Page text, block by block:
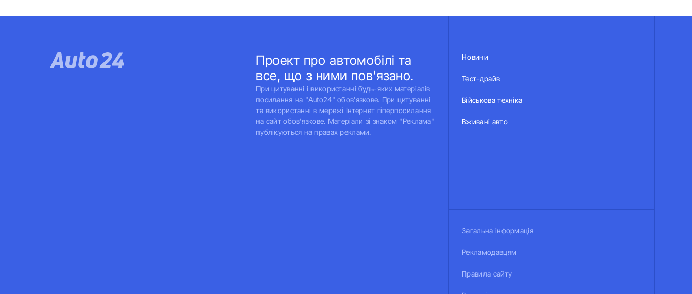
Проект про автомобілі та
все, що з ними пов'язано.
При цитуванні і використанні будь-яких матеріалів
посилання на "Auto24" обов'язкове. При цитуванні
та використанні в мережі Інтернет гіперпосилання
на сайт обов'язкове. Матеріали зі знаком "Реклама"
публікуються на правах реклами.
Новини
Тест-драйв
Військова техніка
Вживані авто
Загальна інформація
Рекламодавцям
Правила сайту